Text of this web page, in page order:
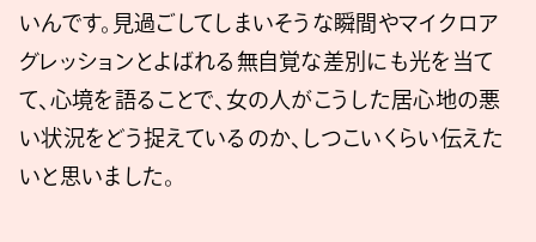
いんです。見過ごしてしまいそうな瞬間やマイクロア
グレッションとよばれる無自覚な差別にも光を当て
て、心境を語ることで、女の人がこうした居心地の悪
い状況をどう捉えているのか、しつこいくらい伝えた
いと思いました。